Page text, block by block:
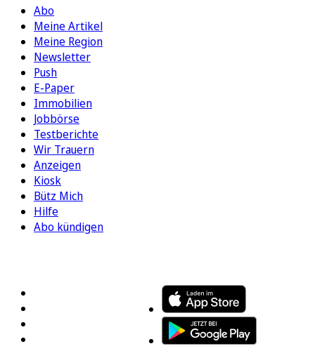
Abo
Meine Artikel
Meine Region
Newsletter
Push
E-Paper
Immobilien
Jobbörse
Testberichte
Wir Trauern
Anzeigen
Kiosk
Bütz Mich
Hilfe
Abo kündigen